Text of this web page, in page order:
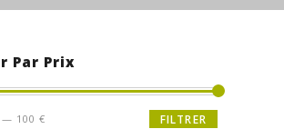
Par Prix
FILTRER
— 100 €